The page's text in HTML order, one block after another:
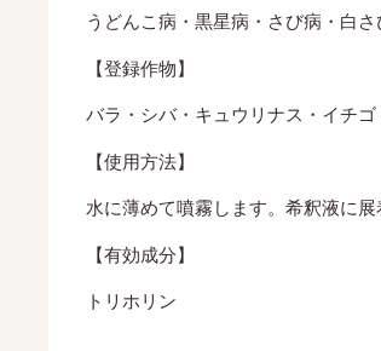
うどんこ病・黒星病・さび病・白
【登録作物】
バラ・シバ・キュウリナス・イチ
【使用方法】
水に薄めて噴霧します。希釈液に
【有効成分】
トリホリン